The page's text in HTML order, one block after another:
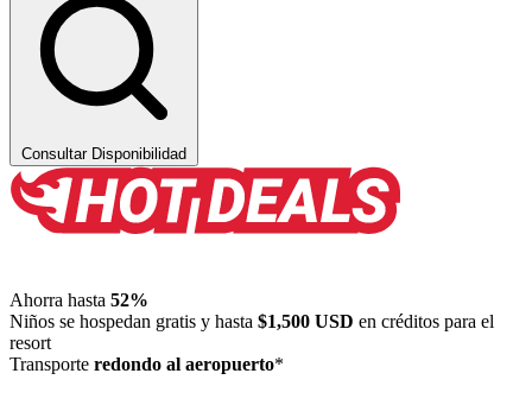
Consultar Disponibilidad
Ahorra hasta 52%
Niños se hospedan gratis y hasta $1,500 USD en créditos para el
resort
Transporte redondo al aeropuerto*